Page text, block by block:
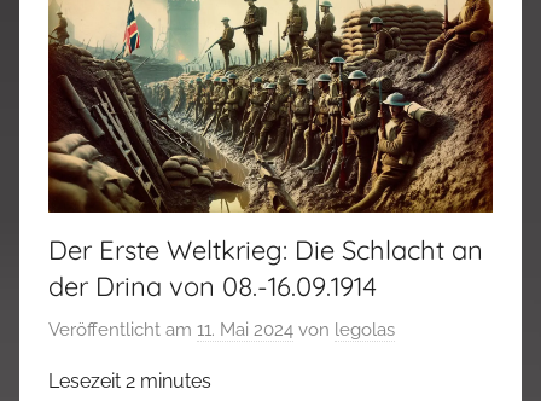
Der Erste Weltkrieg: Die Schlacht an
der Drina von 08.-16.09.1914
Veröffentlicht am 11. Mai 2024 von legolas
Lesezeit 2 minutes